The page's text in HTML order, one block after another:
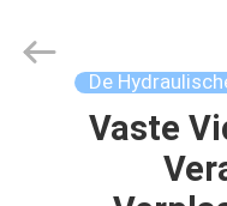
Electronic
Limited.
De
Vaste